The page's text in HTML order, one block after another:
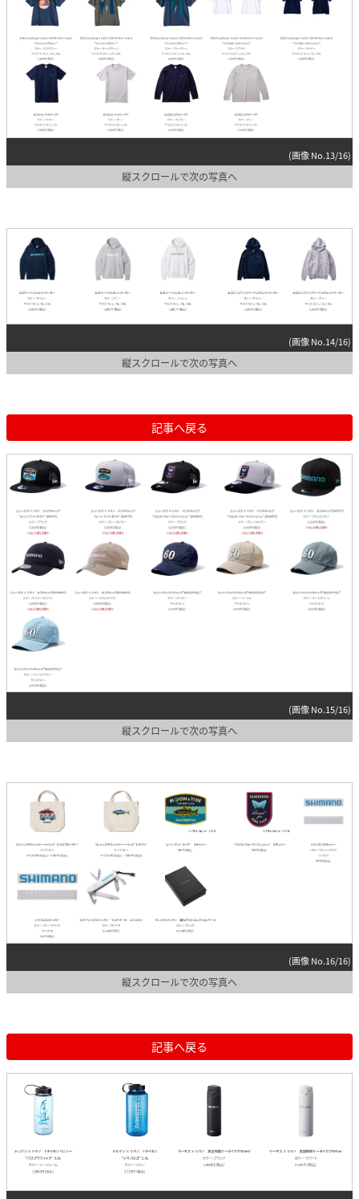
(画像 No.13/16)
縦スクロールで次の写真へ
(画像 No.14/16)
縦スクロールで次の写真へ
記事へ戻る
(画像 No.15/16)
縦スクロールで次の写真へ
(画像 No.16/16)
縦スクロールで次の写真へ
記事へ戻る